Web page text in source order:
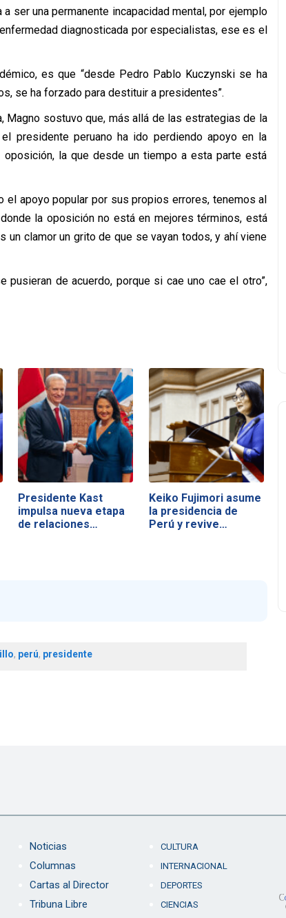
ser una permanente incapacidad mental, por ejemplo
diagnosticada por especialistas, ese es el
es que “desde Pedro Pablo Kuczynski se ha
se ha forzado para destituir a presidentes”.
Magno sostuvo que, más allá de las estrategias de la
presidente peruano ha ido perdiendo apoyo en la
la que desde un tiempo a esta parte está
el apoyo popular por sus propios errores, tenemos al
la oposición no está en mejores términos, está
un clamor un grito de que se vayan todos, y ahí viene
pusieran de acuerdo, porque si cae uno cae el otro”,
Presidente Kast
impulsa nueva etapa
de relaciones…
Keiko Fujimori asume
la presidencia de
Perú y revive…
, perú, presidente
Noticias
Columnas
Cartas al Director
Tribuna Libre
CULTURA
INTERNACIONAL
DEPORTES
CIENCIAS